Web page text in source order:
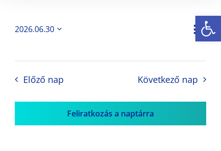
Nap
2026.06.30
Előző nap Következő nap
Feliratkozás a naptárra